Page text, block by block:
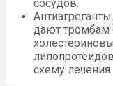
сосудов.
дают тромбам
схему лечения.